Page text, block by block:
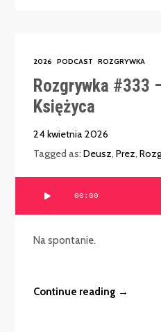
2026 PODCAST ROZGRYWKA
Rozgrywka #333
Księżyca
24 kwietnia 2026
Tagged as:Deusz,Prez,
00:00
Na spontanie.
Continue reading →